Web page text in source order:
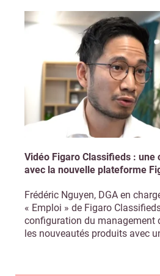
Vidéo Figaro Classifieds :
avec la nouvelle plateforme
Frédéric Nguyen, DGA en
« Emploi » de Figaro
configuration du management
les nouveautés produits avec